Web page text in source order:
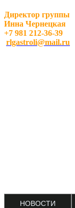
Директор группы
Инна Чернецкая
+7 981 212-36-39
rlgastroli@mail.ru
НОВОСТИ